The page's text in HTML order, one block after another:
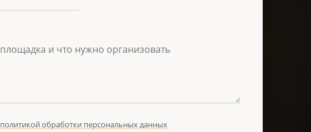
политикой обработки персональных данных